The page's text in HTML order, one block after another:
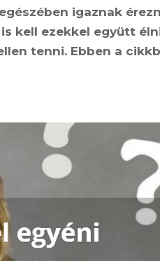
igaznak
kell ezekkel együtt
tenni. Ebben a